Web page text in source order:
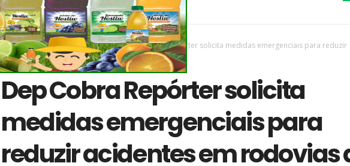
Home/Destaques/Novas/Parana/Dep Cobra Repórter solicita medidas emergenciais para reduzir
acidentes em rodovias do Norte do Paraná
Dep Cobra Repórter solicita
medidas emergenciais para
reduzir acidentes em rodovias